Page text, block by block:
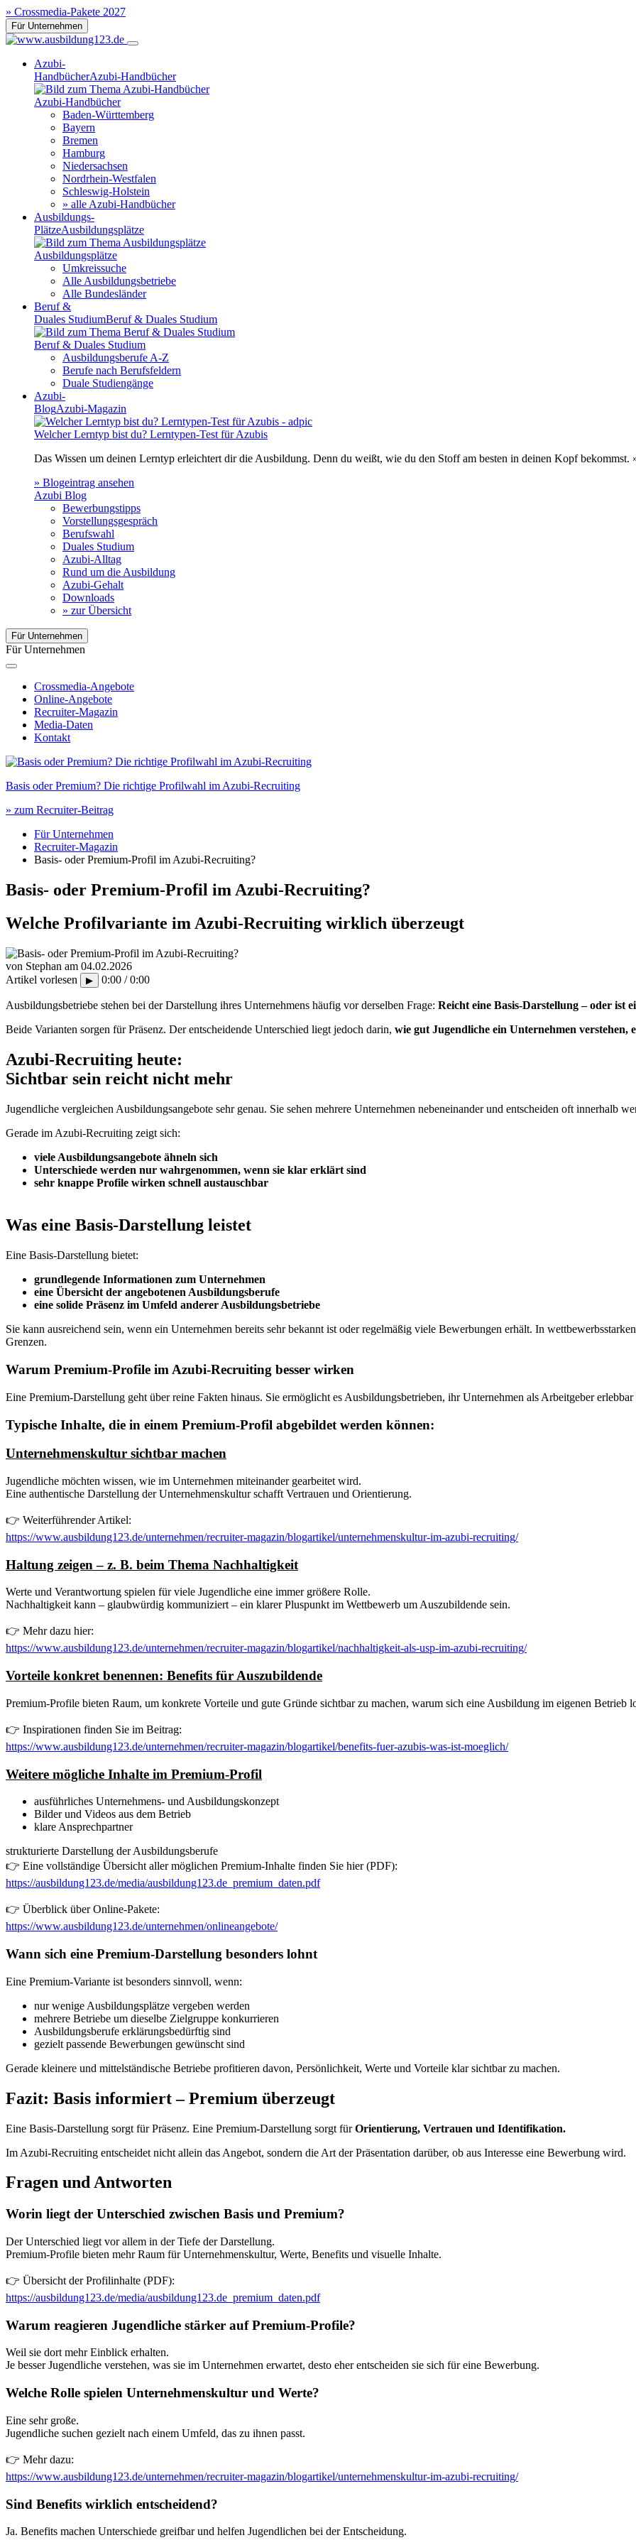
» Crossmedia-Pakete 2027
Für Unternehmen
Azubi-
HandbücherAzubi-Handbücher
Azubi-Handbücher
Baden-Württemberg
Bayern
Bremen
Hamburg
Niedersachsen
Nordrhein-Westfalen
Schleswig-Holstein
» alle Azubi-Handbücher
Ausbildungs-
PlätzeAusbildungsplätze
Ausbildungsplätze
Umkreissuche
Alle Ausbildungsbetriebe
Alle Bundesländer
Beruf &
Duales StudiumBeruf & Duales Studium
Beruf & Duales Studium
Ausbildungsberufe A-Z
Berufe nach Berufsfeldern
Duale Studiengänge
Azubi-
BlogAzubi-Magazin
Welcher Lerntyp bist du? Lerntypen-Test für Azubis
Das Wissen um deinen Lerntyp erleichtert dir die Ausbildung. Denn du weißt, wie du den Stoff am besten in deinen Kopf bekommst.
» Blogeintrag ansehen
Azubi Blog
Bewerbungstipps
Vorstellungsgespräch
Berufswahl
Duales Studium
Azubi-Alltag
Rund um die Ausbildung
Azubi-Gehalt
Downloads
» zur Übersicht
Für Unternehmen
Für Unternehmen
Crossmedia-Angebote
Online-Angebote
Recruiter-Magazin
Media-Daten
Kontakt
Basis oder Premium? Die richtige Profilwahl im Azubi-Recruiting
» zum Recruiter-Beitrag
Für Unternehmen
Recruiter-Magazin
Basis- oder Premium-Profil im Azubi-Recruiting?
Basis- oder Premium-Profil im Azubi-Recruiting?
Welche Profilvariante im Azubi-Recruiting wirklich überzeugt
von Stephan am 04.02.2026
Artikel vorlesen
▶ 0:00 / 0:00
Ausbildungsbetriebe stehen bei der Darstellung ihres Unternehmens häufig vor derselben Frage: Reicht eine Basis-Darstellung – oder ist
Beide Varianten sorgen für Präsenz. Der entscheidende Unterschied liegt jedoch darin, wie gut Jugendliche ein Unternehmen
Azubi-Recruiting heute:
Sichtbar sein reicht nicht mehr
Jugendliche vergleichen Ausbildungsangebote sehr genau. Sie sehen mehrere Unternehmen nebeneinander und entscheiden oft innerhalb
Gerade im Azubi-Recruiting zeigt sich:
viele Ausbildungsangebote ähneln sich
Unterschiede werden nur wahrgenommen, wenn sie klar erklärt sind
sehr knappe Profile wirken schnell austauschbar
Was eine Basis-Darstellung leistet
Eine Basis-Darstellung bietet:
grundlegende Informationen zum Unternehmen
eine Übersicht der angebotenen Ausbildungsberufe
eine solide Präsenz im Umfeld anderer Ausbildungsbetriebe
Sie kann ausreichend sein, wenn ein Unternehmen bereits sehr bekannt ist oder regelmäßig viele Bewerbungen erhält. In
Grenzen.
Warum Premium-Profile im Azubi-Recruiting besser wirken
Eine Premium-Darstellung geht über reine Fakten hinaus. Sie ermöglicht es Ausbildungsbetrieben, ihr Unternehmen als Arbeitgeber erlebbar
Typische Inhalte, die in einem Premium-Profil abgebildet werden können:
Unternehmenskultur sichtbar machen
Jugendliche möchten wissen, wie im Unternehmen miteinander gearbeitet wird.
Eine authentische Darstellung der Unternehmenskultur schafft Vertrauen und Orientierung.
👉 Weiterführender Artikel:
https://www.ausbildung123.de/unternehmen/recruiter-magazin/blogartikel/unternehmenskultur-im-azubi-recruiting/
Haltung zeigen – z. B. beim Thema Nachhaltigkeit
Werte und Verantwortung spielen für viele Jugendliche eine immer größere Rolle.
Nachhaltigkeit kann – glaubwürdig kommuniziert – ein klarer Pluspunkt im Wettbewerb um Auszubildende sein.
👉 Mehr dazu hier:
https://www.ausbildung123.de/unternehmen/recruiter-magazin/blogartikel/nachhaltigkeit-als-usp-im-azubi-recruiting/
Vorteile konkret benennen: Benefits für Auszubildende
Premium-Profile bieten Raum, um konkrete Vorteile und gute Gründe sichtbar zu machen, warum sich eine Ausbildung im eigenen Betrieb
👉 Inspirationen finden Sie im Beitrag:
https://www.ausbildung123.de/unternehmen/recruiter-magazin/blogartikel/benefits-fuer-azubis-was-ist-moeglich/
Weitere mögliche Inhalte im Premium-Profil
ausführliches Unternehmens- und Ausbildungskonzept
Bilder und Videos aus dem Betrieb
klare Ansprechpartner
strukturierte Darstellung der Ausbildungsberufe
👉 Eine vollständige Übersicht aller möglichen Premium-Inhalte finden Sie hier (PDF):
https://ausbildung123.de/media/ausbildung123.de_premium_daten.pdf
👉 Überblick über Online-Pakete:
https://www.ausbildung123.de/unternehmen/onlineangebote/
Wann sich eine Premium-Darstellung besonders lohnt
Eine Premium-Variante ist besonders sinnvoll, wenn:
nur wenige Ausbildungsplätze vergeben werden
mehrere Betriebe um dieselbe Zielgruppe konkurrieren
Ausbildungsberufe erklärungsbedürftig sind
gezielt passende Bewerbungen gewünscht sind
Gerade kleinere und mittelständische Betriebe profitieren davon, Persönlichkeit, Werte und Vorteile klar sichtbar zu machen.
Fazit: Basis informiert – Premium überzeugt
Eine Basis-Darstellung sorgt für Präsenz. Eine Premium-Darstellung sorgt fürOrientierung, Vertrauen und Identifikation.
Im Azubi-Recruiting entscheidet nicht allein das Angebot, sondern die Art der Präsentation darüber, ob aus Interesse eine Bewerbung wird.
Fragen und Antworten
Worin liegt der Unterschied zwischen Basis und Premium?
Der Unterschied liegt vor allem in der Tiefe der Darstellung.
Premium-Profile bieten mehr Raum für Unternehmenskultur, Werte, Benefits und visuelle Inhalte.
👉 Übersicht der Profilinhalte (PDF):
https://ausbildung123.de/media/ausbildung123.de_premium_daten.pdf
Warum reagieren Jugendliche stärker auf Premium-Profile?
Weil sie dort mehr Einblick erhalten.
Je besser Jugendliche verstehen, was sie im Unternehmen erwartet, desto eher entscheiden sie sich für eine Bewerbung.
Welche Rolle spielen Unternehmenskultur und Werte?
Eine sehr große.
Jugendliche suchen gezielt nach einem Umfeld, das zu ihnen passt.
👉 Mehr dazu:
https://www.ausbildung123.de/unternehmen/recruiter-magazin/blogartikel/unternehmenskultur-im-azubi-recruiting/
Sind Benefits wirklich entscheidend?
Ja. Benefits machen Unterschiede greifbar und helfen Jugendlichen bei der Entscheidung.